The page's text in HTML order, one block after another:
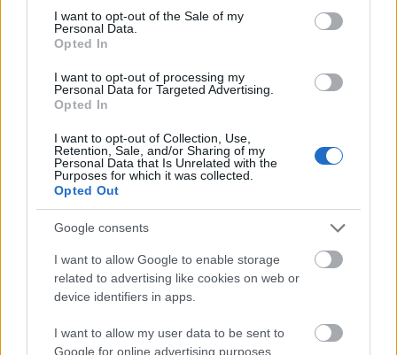
consent section.
I want to opt-out of the Sale of my
Personal Data.
Opted In
I want to opt-out of processing my
Personal Data for Targeted Advertising.
Opted In
I want to opt-out of Collection, Use,
Retention, Sale, and/or Sharing of my
Personal Data that Is Unrelated with the
Purposes for which it was collected.
Opted Out
Google consents
I want to allow Google to enable storage
related to advertising like cookies on web or
device identifiers in apps.
I want to allow my user data to be sent to
Google for online advertising purposes.
πρώτοι όλες τιςειδήσειςαπό την Ελλάδα και τον κόσμο.